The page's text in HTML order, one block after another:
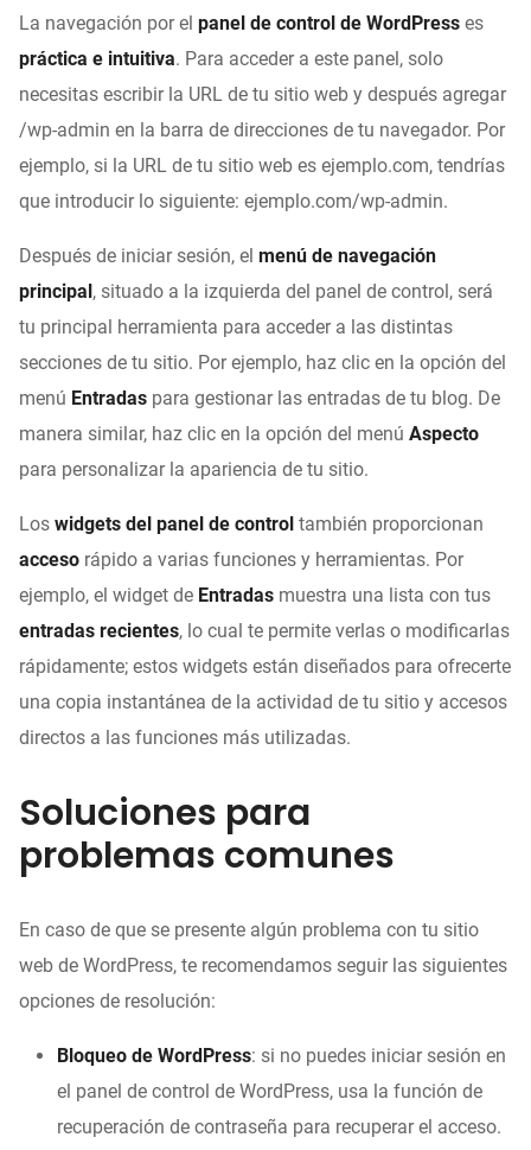
La navegación por el panel de control de WordPress es
práctica e intuitiva. Para acceder a este panel, solo
necesitas escribir la URL de tu sitio web y después agregar
/wp-admin en la barra de direcciones de tu navegador. Por
ejemplo, si la URL de tu sitio web es ejemplo.com, tendrías
que introducir lo siguiente: ejemplo.com/wp-admin.
Después de iniciar sesión, el menú de navegación
principal , situado a la izquierda del panel de control, será
tu principal herramienta para acceder a las distintas
secciones de tu sitio. Por ejemplo, haz clic en la opción del
menú Entradas para gestionar las entradas de tu blog. De
manera similar, haz clic en la opción del menú Aspecto
para personalizar la apariencia de tu sitio.
Los widgets del panel de control también proporcionan
acceso rápido a varias funciones y herramientas. Por
ejemplo, el widget de Entradas muestra una lista con tus
entradas recientes, lo cual te permite verlas o modificarlas
rápidamente; estos widgets están diseñados para ofrecerte
una copia instantánea de la actividad de tu sitio y accesos
directos a las funciones más utilizadas.
Soluciones para
problemas comunes
En caso de que se presente algún problema con tu sitio
web de WordPress, te recomendamos seguir las siguientes
opciones de resolución:
Bloqueo de WordPress: si no puedes iniciar sesión en
el panel de control de WordPress, usa la función de
recuperación de contraseña para recuperar el acceso.